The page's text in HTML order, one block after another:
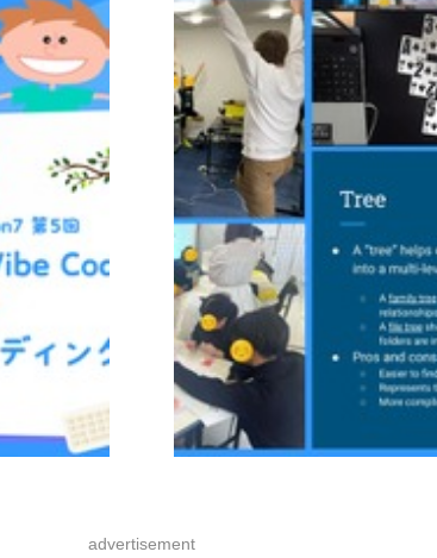
advertisement